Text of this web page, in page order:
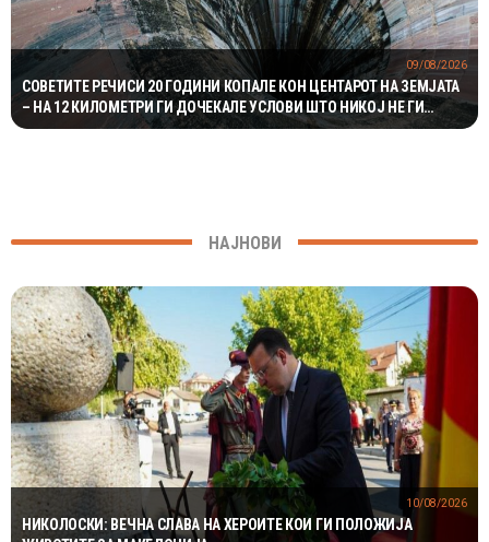
СОВЕТИТЕ РЕЧИСИ 20 ГОДИНИ КОПАЛЕ КОН ЦЕНТАРОТ НА ЗЕМЈАТА
– НА 12 КИЛОМЕТРИ ГИ ДОЧЕКАЛЕ УСЛОВИ ШТО НИКОЈ НЕ ГИ
ОЧЕКУВАЛ
09/08/2026
НАЈНОВИ
НИКОЛОСКИ: ВЕЧНА СЛАВА НА ХЕРОИТЕ КОИ ГИ ПОЛОЖИЈА
10/08/2026